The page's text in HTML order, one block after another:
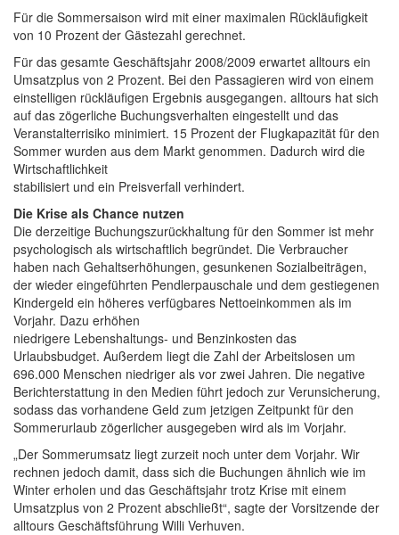
Für die Sommersaison wird mit einer maximalen Rückläufigkeit
von 10 Prozent der Gästezahl gerechnet.
Für das gesamte Geschäftsjahr 2008/2009 erwartet alltours ein
Umsatzplus von 2 Prozent. Bei den Passagieren wird von einem
einstelligen rückläufigen Ergebnis ausgegangen. alltours hat sich
auf das zögerliche Buchungsverhalten eingestellt und das
Veranstalterrisiko minimiert. 15 Prozent der Flugkapazität für den
Sommer wurden aus dem Markt genommen. Dadurch wird die
Wirtschaftlichkeit
stabilisiert und ein Preisverfall verhindert.
Die Krise als Chance nutzen
Die derzeitige Buchungszurückhaltung für den Sommer ist mehr
psychologisch als wirtschaftlich begründet. Die Verbraucher
haben nach Gehaltserhöhungen, gesunkenen Sozialbeiträgen,
der wieder eingeführten Pendlerpauschale und dem gestiegenen
Kindergeld ein höheres verfügbares Nettoeinkommen als im
Vorjahr. Dazu erhöhen
niedrigere Lebenshaltungs- und Benzinkosten das
Urlaubsbudget. Außerdem liegt die Zahl der Arbeitslosen um
696.000 Menschen niedriger als vor zwei Jahren. Die negative
Berichterstattung in den Medien führt jedoch zur Verunsicherung,
sodass das vorhandene Geld zum jetzigen Zeitpunkt für den
Sommerurlaub zögerlicher ausgegeben wird als im Vorjahr.
„Der Sommerumsatz liegt zurzeit noch unter dem Vorjahr. Wir
rechnen jedoch damit, dass sich die Buchungen ähnlich wie im
Winter erholen und das Geschäftsjahr trotz Krise mit einem
Umsatzplus von 2 Prozent abschließt“, sagte der Vorsitzende der
alltours Geschäftsführung Willi Verhuven.